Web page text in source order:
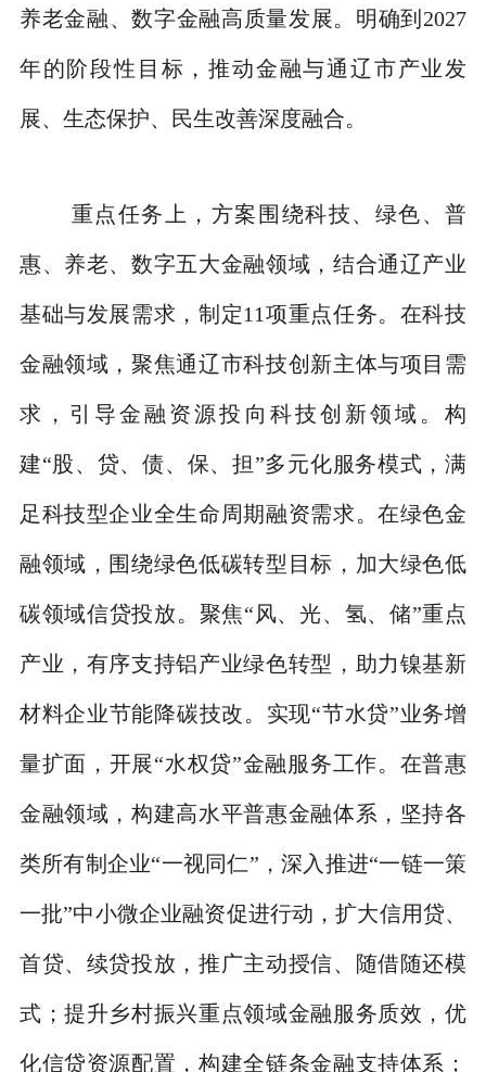
养老金融、数字金融高质量发展。明确到2027
年的阶段性目标，推动金融与通辽市产业发
展、生态保护、民生改善深度融合。
重点任务上，方案围绕科技、绿色、普
惠、养老、数字五大金融领域，结合通辽产业
基础与发展需求，制定11项重点任务。在科技
金融领域，聚焦通辽市科技创新主体与项目需
求，引导金融资源投向科技创新领域。构
建“股、贷、债、保、担”多元化服务模式，满
足科技型企业全生命周期融资需求。在绿色金
融领域，围绕绿色低碳转型目标，加大绿色低
碳领域信贷投放。聚焦“风、光、氢、储”重点
产业，有序支持铝产业绿色转型，助力镍基新
材料企业节能降碳技改。实现“节水贷”业务增
量扩面，开展“水权贷”金融服务工作。在普惠
金融领域，构建高水平普惠金融体系，坚持各
类所有制企业“一视同仁”，深入推进“一链一策
一批”中小微企业融资促进行动，扩大信用贷、
首贷、续贷投放，推广主动授信、随借随还模
式；提升乡村振兴重点领域金融服务质效，优
化信贷资源配置，构建全链条金融支持体系；